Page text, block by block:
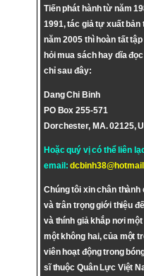
Tiến phát hành từ năm
1991, tác giả tự xuất bản
năm 2005 thì hoàn tất tập
hỏi mua sách hay dĩa
chỉ sau đây:
Dang Chi Binh
PO Box 255-571
Dorchester, MA. 02125,
Hoặc quý vị có thể liên
email:
Chúng tôi xin chân
và trân trọng giới thiệu
và thính giả khắp nơi
một không hai, của một
viên hoạt động trong
sĩ thuộc Quân Lực Việt